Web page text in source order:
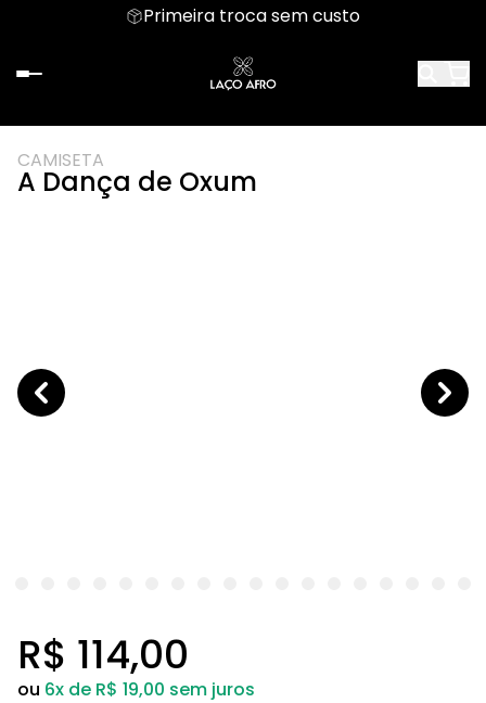
Primeira troca sem custo
CAMISETA
A Dança de Oxum
R$ 114,00
ou 6x de R$ 19,00 sem juros